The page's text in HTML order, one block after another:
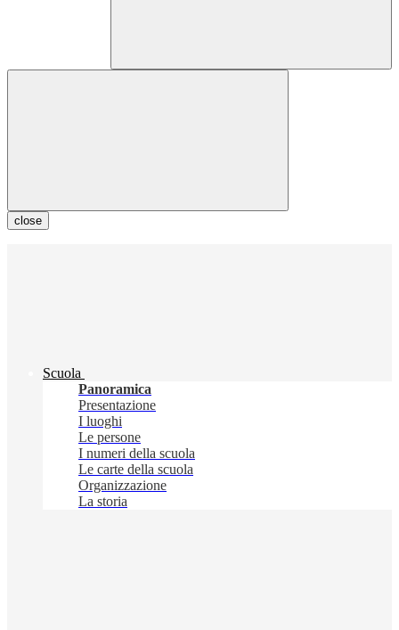
close
Scuola
Panoramica
Presentazione
I luoghi
Le persone
I numeri della scuola
Le carte della scuola
Organizzazione
La storia